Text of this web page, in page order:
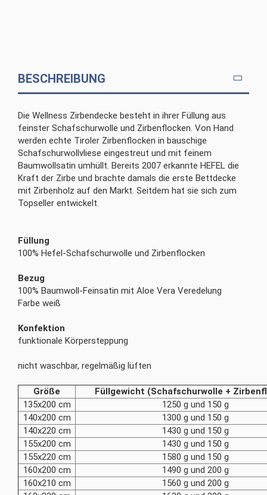
BESCHREIBUNG
Die Wellness Zirbendecke besteht in ihrer Füllung aus
feinster Schafschurwolle und Zirbenflocken. Von Hand
werden echte Tiroler Zirbenflocken in bauschige
Schafschurwollvliese eingestreut und mit feinem
Baumwollsatin umhüllt. Bereits 2007 erkannte HEFEL die
Kraft der Zirbe und brachte damals die erste Bettdecke
mit Zirbenholz auf den Markt. Seitdem hat sie sich zum
Topseller entwickelt.
Füllung
100% Hefel-Schafschurwolle und Zirbenflocken
Bezug
100% Baumwoll-Feinsatin mit Aloe Vera Veredelung
Farbe weiß
Konfektion
funktionale Körpersteppung
nicht waschbar, regelmäßig lüften
Größe
Füllgewicht (Schafschurwolle +
135x200 cm
1250 g und 150 g
140x200 cm
1300 g und 150 g
140x220 cm
1430 g und 150 g
155x200 cm
1430 g und 150 g
155x220 cm
1580 g und 150 g
160x200 cm
1490 g und 200 g
160x210 cm
1560 g und 200 g